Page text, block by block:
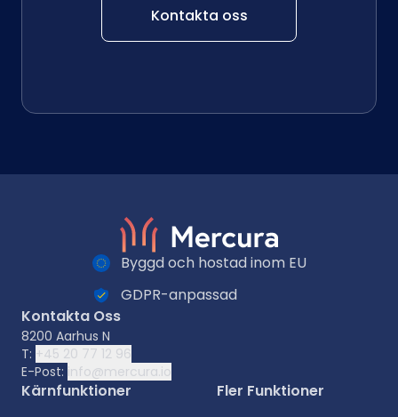
Kontakta oss
Byggd och hostad inom EU
GDPR-anpassad
Kontakta Oss
8200 Aarhus N
T: +45 20 77 12 96
E-Post: info@mercura.io
Kärnfunktioner Fler Funktioner